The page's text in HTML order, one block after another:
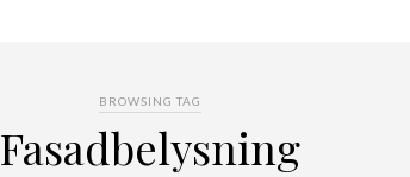
BROWSING TAG
Fasadbelysning